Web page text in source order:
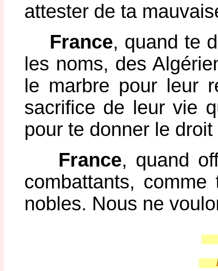
attester de ta
France, quand te
les noms, des
le marbre pour leur
sacrifice de leur vie
pour te donner le
France, quand
combattants,
nobles. Nous ne